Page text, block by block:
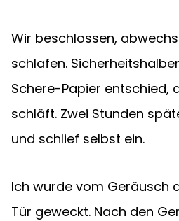
Wir beschlossen,
schlafen.
Schere-Papier entschied,
schläft. Zwei Stunden
und schlief selbst ein.
Ich wurde vom Geräusch
Tür geweckt. Nach den